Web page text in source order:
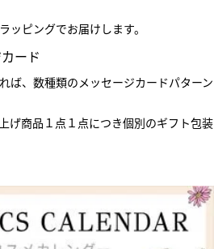
ッピングでお届けします。
ード
ば、数種類のメッセージカードパターン
げ商品１点１点につき個別のギフト包装